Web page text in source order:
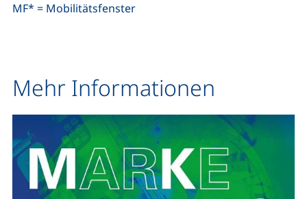
MF* = Mobilitätsfenster
Mehr Informationen